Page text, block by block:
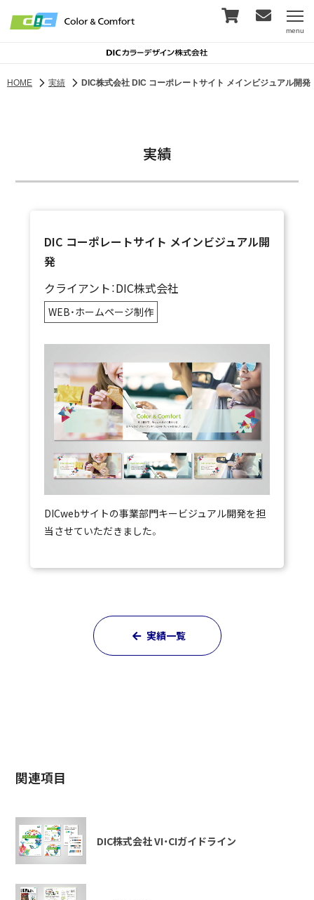
menu
HOME 実績 DIC株式会社 DIC コーポレートサイト メインビジュアル開発
実績
DIC コーポレートサイト メインビジュアル開
発
クライアント：DIC株式会社
WEB・ホームページ制作
DICwebサイトの事業部門キービジュアル開発を担
当させていただきました。
実績一覧
関連項目
DIC株式会社 VI・CIガイドライン